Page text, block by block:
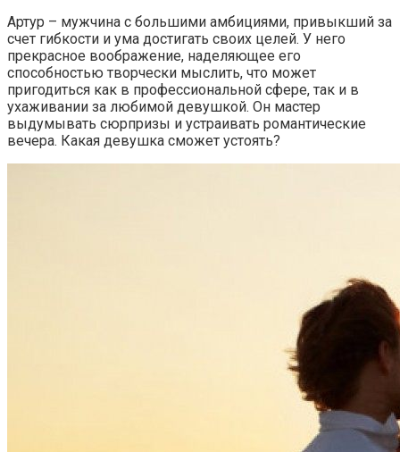
Артур – мужчина с большими амбициями, привыкший за
счет гибкости и ума достигать своих целей. У него
прекрасное воображение, наделяющее его
способностью творчески мыслить, что может
пригодиться как в профессиональной сфере, так и в
ухаживании за любимой девушкой. Он мастер
выдумывать сюрпризы и устраивать романтические
вечера. Какая девушка сможет устоять?